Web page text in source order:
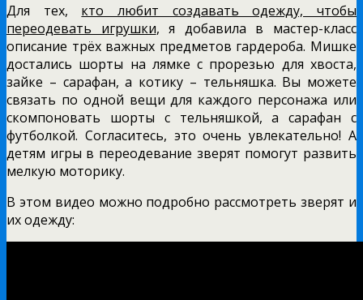
Для тех, кто любит создавать одежду, чтобы
переодевать игрушки, я добавила в мастер-класс
описание трёх важных предметов гардероба. Мишке
достались шорты на лямке с прорезью для хвоста,
зайке – сарафан, а котику – тельняшка. Вы можете
связать по одной вещи для каждого персонажа или
скомпоновать шорты с тельняшкой, а сарафан с
футболкой. Согласитесь, это очень увлекательно! А
детям игры в переодевание зверят помогут развить
мелкую моторику.
В этом видео можно подробно рассмотреть зверят и
их одежду: